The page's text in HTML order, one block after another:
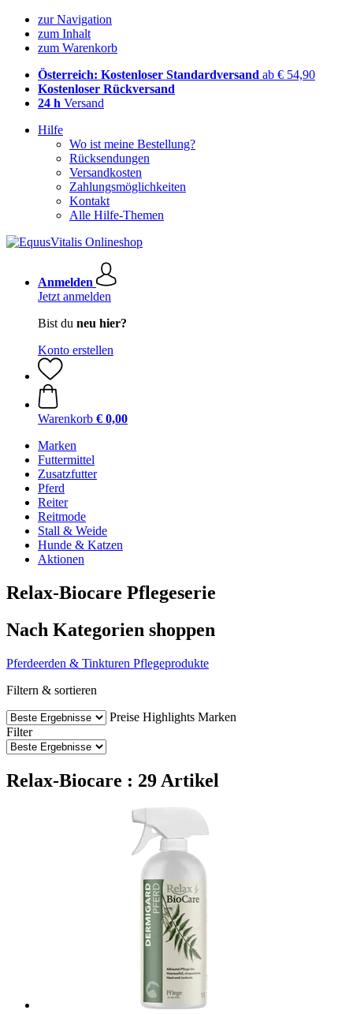
zur Navigation
zum Inhalt
zum Warenkorb
Österreich: Kostenloser Standardversand ab € 54,90
Kostenloser Rückversand
24 h Versand
Hilfe
Wo ist meine Bestellung?
Rücksendungen
Versandkosten
Zahlungsmöglichkeiten
Kontakt
Alle Hilfe-Themen
Anmelden
Jetzt anmelden
Bist du neu hier?
Konto erstellen
Warenkorb € 0,00
Marken
Futtermittel
Zusatzfutter
Pferd
Reiter
Reitmode
Stall & Weide
Hunde & Katzen
Aktionen
Relax-Biocare Pflegeserie
Nach Kategorien shoppen
Pferdeerden & Tinkturen Pflegeprodukte
Filtern & sortieren
Preise Highlights Marken
Filter
Relax-Biocare : 29 Artikel